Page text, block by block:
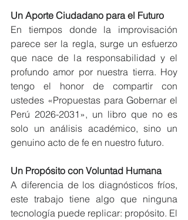
Un Aporte Ciudadano para el Futuro
En tiempos donde la improvisación
parece ser la regla, surge un esfuerzo
que nace de la responsabilidad y el
profundo amor por nuestra tierra. Hoy
tengo el honor de compartir con
ustedes «Propuestas para Gobernar el
Perú 2026-2031», un libro que no es
solo un análisis académico, sino un
genuino acto de fe en nuestro futuro.
Un Propósito con Voluntad Humana
A diferencia de los diagnósticos fríos,
este trabajo tiene algo que ninguna
tecnología puede replicar: propósito. El